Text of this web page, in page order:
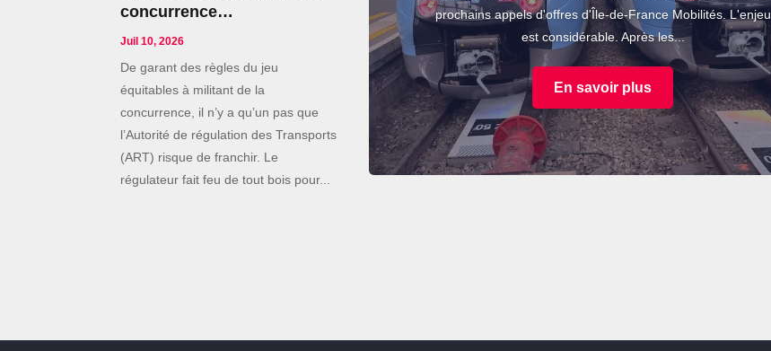
concurrence…
Juil 10, 2026
De garant des règles du jeu
équitables à militant de la
concurrence, il n’y a qu’un pas que
l’Autorité de régulation des Transports
(ART) risque de franchir. Le
régulateur fait feu de tout bois pour...
prochains appels d'offres d'Île-de-France Mobilités. L'enjeu
est considérable. Après les...
En savoir plus